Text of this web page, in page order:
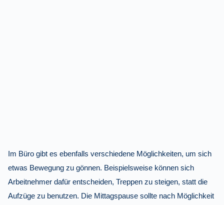
Im Büro gibt es ebenfalls verschiedene Möglichkeiten, um sich
etwas Bewegung zu gönnen. Beispielsweise können sich
Arbeitnehmer dafür entscheiden, Treppen zu steigen, statt die
Aufzüge zu benutzen. Die Mittagspause sollte nach Möglichkeit